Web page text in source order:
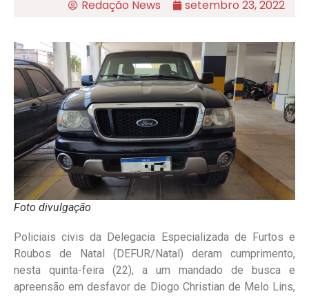
Redação News setembro 23, 2022
Foto divulgação
Policiais civis da Delegacia Especializada de Furtos e
Roubos de Natal (DEFUR/Natal) deram cumprimento,
nesta quinta-feira (22), a um mandado de busca e
apreensão em desfavor de Diogo Christian de Melo Lins,